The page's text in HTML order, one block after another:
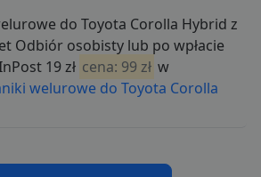
do Toyota Corolla Hybrid z
Odbiór osobisty lub po wpłacie
19 zł cena: 99 zł w
welurowe do Toyota Corolla